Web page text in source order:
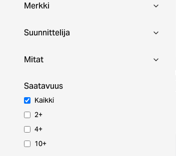
Merkki
Suunnittelija
Mitat
Saatavuus
Kaikki
2+
4+
10+